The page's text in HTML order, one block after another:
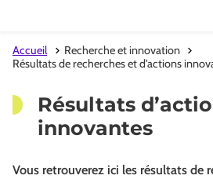
Accueil
Recherche et innovation
Résultats de recherches et d'actions
Résultats
innovantes
Vous retrouverez ici les résultats de